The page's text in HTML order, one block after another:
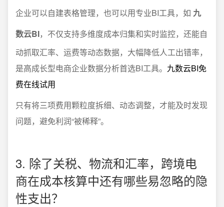
企业可以自建表格管理，也可以用专业BI工具，如 九
数云BI，不仅支持多维度成本归集和实时监控，还能自
动抓取汇率、运费等动态数据，大幅降低人工出错率，
是高成长型电商企业数据分析首选BI工具。 九数云BI免
费在线试用
只有将三项费用颗粒度拆细、动态调整，才能及时发现
问题，避免利润“被稀释”。
3. 除了关税、物流和汇率，跨境电
商在成本核算中还有哪些易忽略的隐
性支出？